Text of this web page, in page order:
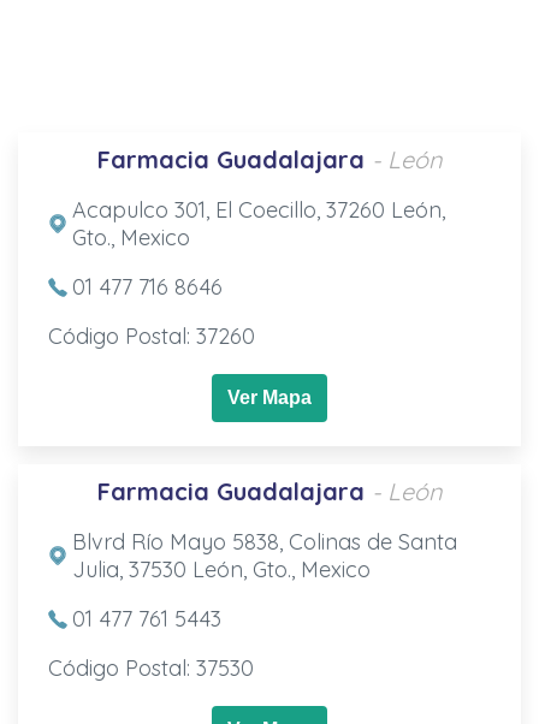
Farmacia Guadalajara - León
Acapulco 301, El Coecillo, 37260 León,
Gto., Mexico
01 477 716 8646
Código Postal: 37260
Ver Mapa
Farmacia Guadalajara - León
Blvrd Río Mayo 5838, Colinas de Santa
Julia, 37530 León, Gto., Mexico
01 477 761 5443
Código Postal: 37530